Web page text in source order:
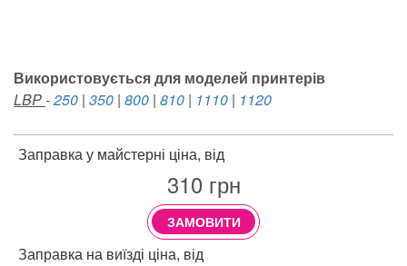
Використовується для моделей принтерів
LBP -250 | 350 | 800 | 810 | 1110 | 1120
Заправка у майстерні ціна, від
310грн
ЗАМОВИТИ
Заправка на виїзді ціна, від